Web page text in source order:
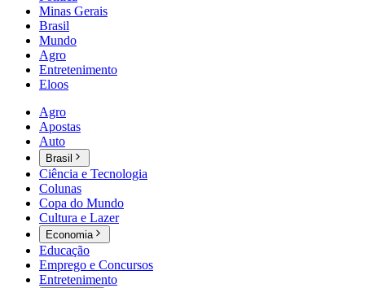
Minas Gerais
Brasil
Mundo
Agro
Entretenimento
Eloos
Agro
Apostas
Auto
Brasil
Ciência e Tecnologia
Colunas
Copa do Mundo
Cultura e Lazer
Economia
Educação
Emprego e Concursos
Entretenimento